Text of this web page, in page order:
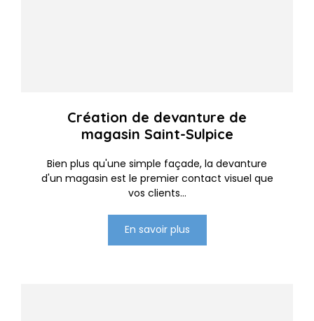
Création de devanture de
magasin Saint-Sulpice
Bien plus qu'une simple façade, la devanture
d'un magasin est le premier contact visuel que
vos clients...
En savoir plus